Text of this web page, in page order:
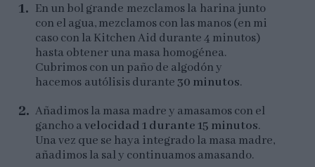
En un bol grande mezclamos la harina junto
con el agua, mezclamos con las manos (en mi
caso con la Kitchen Aid durante 4 minutos)
hasta obtener una masa homogénea.
Cubrimos con un paño de algodón y
hacemos autólisis durante30 minutos.
Añadimos la masa madre y amasamos con el
gancho avelocidad 1 durante 15 minutos.
Una vez que se haya integrado la masa madre,
añadimos la sal y continuamos amasando.